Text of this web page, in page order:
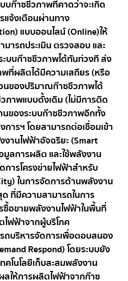
บก๊าซชีวภาพที่คาดว่าจะเกิด
แจ้งเตือนผ่านทาง
แบบออนไลน์ (Online)ให้
ารถประเมิน ตรวจสอบ และ
บบก๊าซชีวภาพได้ทันท่วงที ส่ง
ที่ผลิตได้มีความเสถียร (หรือ
ของปริมาณก๊าซชีวภาพได้
ภาพแบบดั้งเดิม (ไม่มีการติด
ของระบบก๊าซชีวภาพ อีกทั้ง
ารฯ โดยสามารถต่อเชื่อมเข้า
งานไฟฟ้าอัจฉริยะ (Smart
มูลการผลิต และใช้พลังงาน
การโครงข่ายไฟฟ้าสำหรับ
ในการจัดการด้านพลังงาน
ที่มีความสามารถในการ
ซื้อขายพลังงานไฟฟ้าในพื้นที่
ไฟฟ้าจากผู้บริโภค
ถบริหารจัดการเพื่อตอบสนอง
Respond) โดยระบบยัง
คโนโลยีเก็บสะสมพลังงาน
ลให้การผลิตไฟฟ้าจากก๊าซ